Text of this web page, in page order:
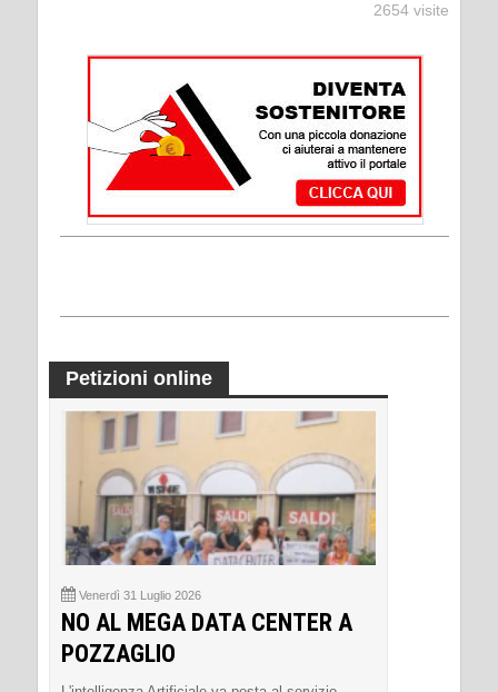
2654 visite
Petizioni online
Venerdì 31 Luglio 2026
NO AL MEGA DATA CENTER A
POZZAGLIO